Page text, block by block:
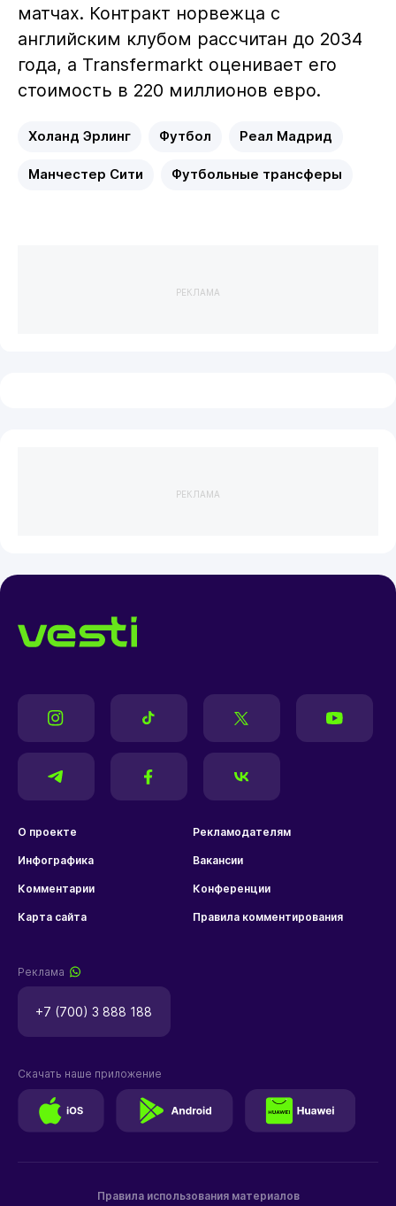
матчах. Контракт норвежца с
английским клубом рассчитан до 2034
года, а Transfermarkt оценивает его
стоимость в 220 миллионов евро.
Холанд Эрлинг Футбол Реал Мадрид
Манчестер Сити Футбольные трансферы
РЕКЛАМА
РЕКЛАМА
О проекте Рекламодателям
Инфографика Вакансии
Комментарии Конференции
Карта сайта Правила комментирования
Реклама
+7 (700) 3 888 188
Правила использования материалов
Скачать наше приложение